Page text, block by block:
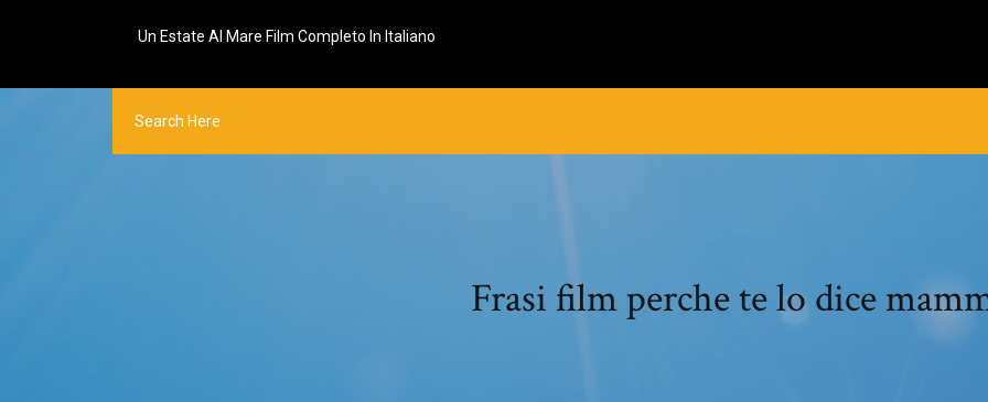
Un Estate Al Mare Film Completo In Italiano
Frasi film perche te lo dice